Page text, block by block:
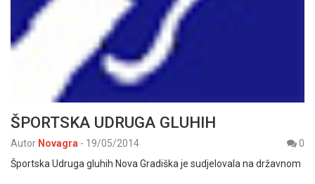
ŠPORTSKA UDRUGA GLUHIH
Autor Novagra - 19/05/2014
0
Športska Udruga gluhih Nova Gradiška je sudjelovala na državnom